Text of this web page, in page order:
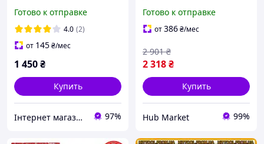
сверл Верстак для
заточки строительный
девайсов
Готово к отправке
4.0 (2)
от 145₴/мес
1 450₴
Купить
Інтернет магазин інструмента "BEST TOOLS" 97%
1850Вт диск 150мм HM
Готово к отправке
от386₴/мес
2 318₴
2 901 ₴
Купить
Hub Market 99%